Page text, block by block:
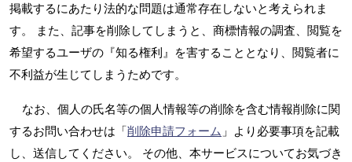
掲載するにあたり法的な問題は通常存在しないと考えられま
す。 また、記事を削除してしまうと、商標情報の調査、閲覧を
希望するユーザの『知る権利』を害することとなり、閲覧者に
不利益が生じてしまうためです。
なお、個人の氏名等の個人情報等の削除を含む情報削除に関
するお問い合わせは「削除申請フォーム 」より必要事項を記載
し、送信してください。 その他、本サービスについてお気づき